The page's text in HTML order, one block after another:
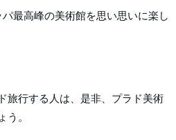
最高峰の美術館を思い思いに楽し
旅行する人は、是非、プラド美術
う。